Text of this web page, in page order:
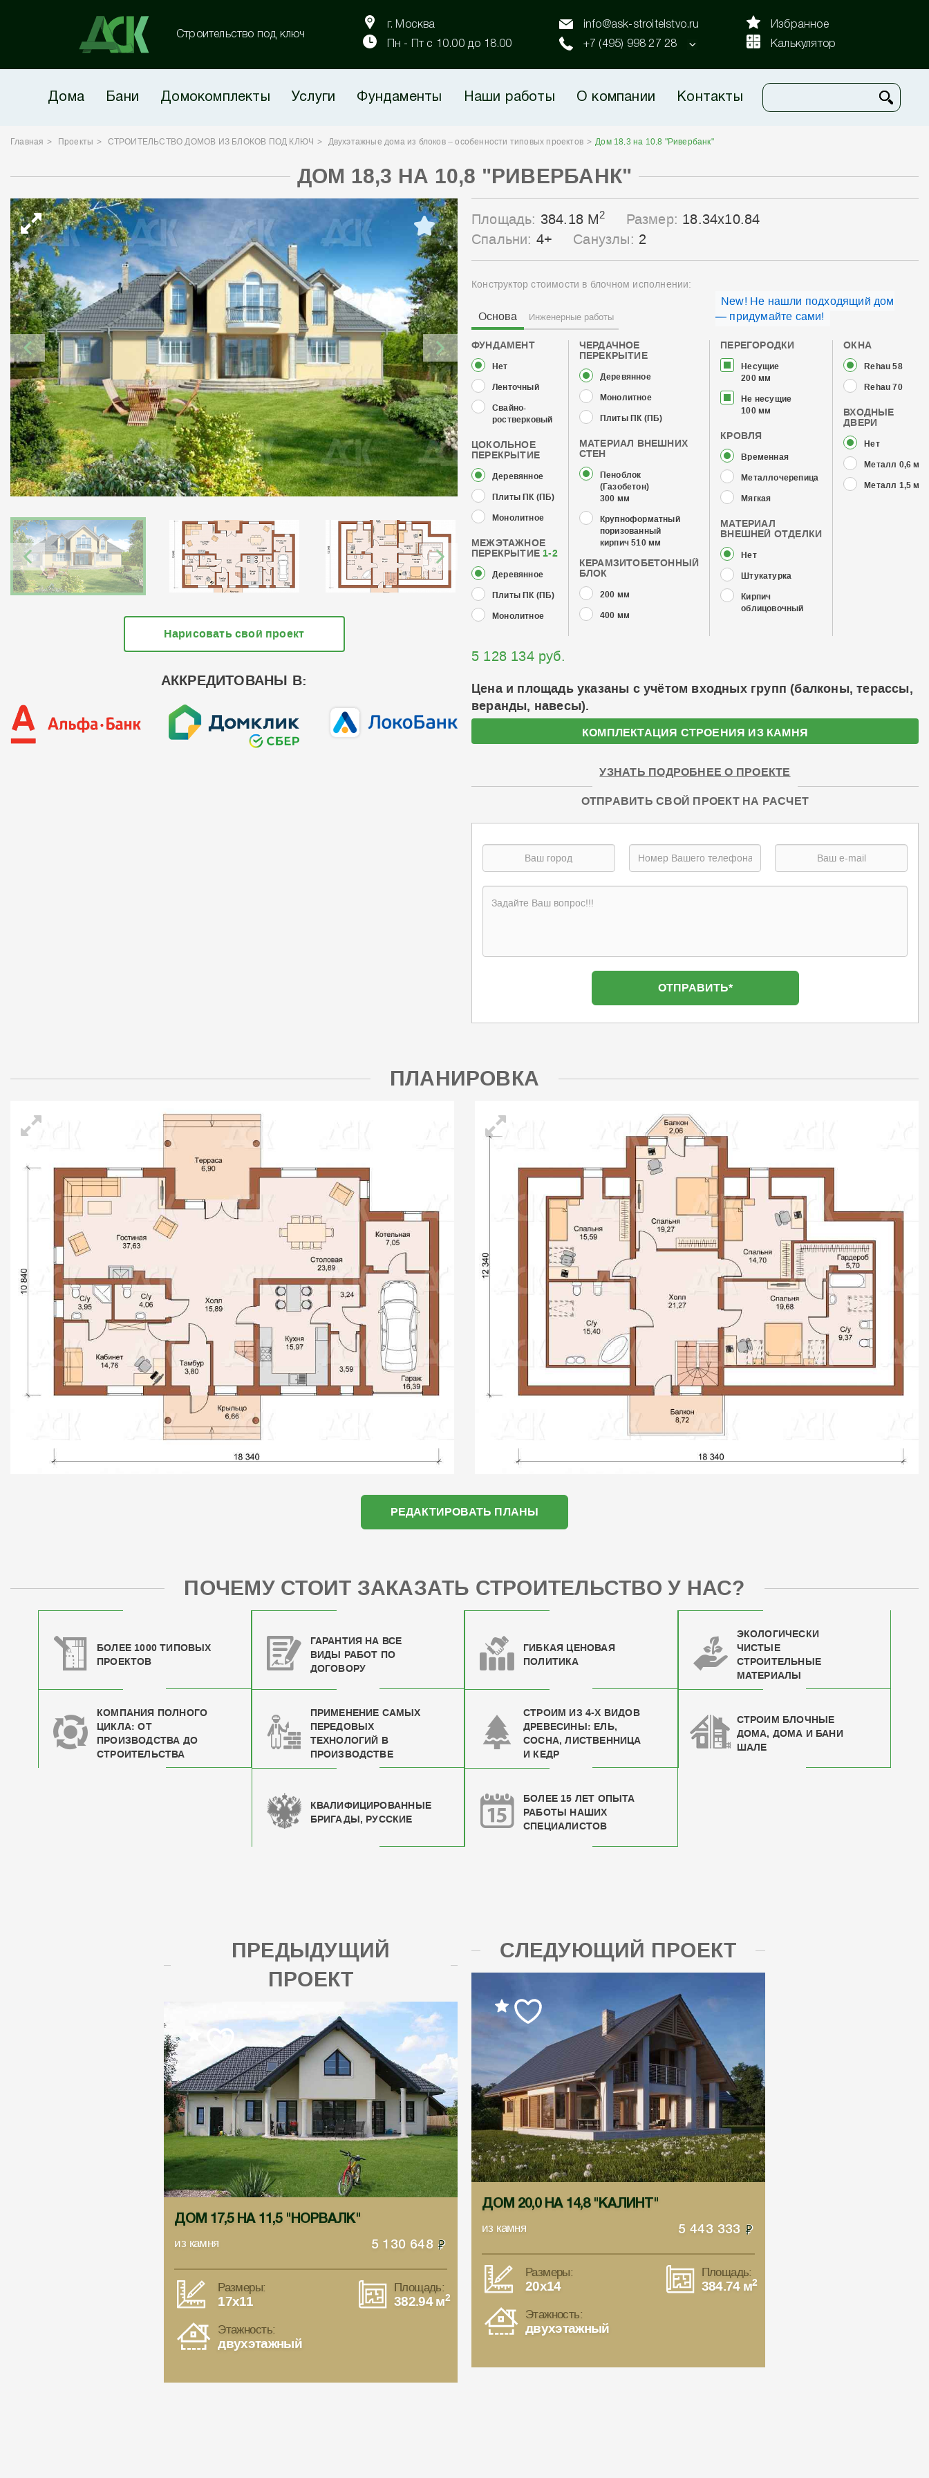
Строительство под ключ
г. Москва
Пн - Пт с 10.00 до 18.00
info@ask-stroitelstvo.ru
+7 (495) 998 27 28
Избранное
Калькулятор
Дома Бани Домокомплекты Услуги Фундаменты Наши работы О компании Контакты
Главная Проекты СТРОИТЕЛЬСТВО ДОМОВ ИЗ БЛОКОВ ПОД КЛЮЧ Двухэтажные дома из блоков – особенности типовых проектов Дом 18,3 на 10,8 "Ривербанк"
ДОМ 18,3 НА 10,8 "РИВЕРБАНК"
Нарисовать свой проект
АККРЕДИТОВАНЫ В:
Площадь: 384.18 М2 Размер: 18.34x10.84
Спальни: 4+ Санузлы: 2
Конструктор стоимости в блочном исполнении:
New! Не нашли подходящий дом
— придумайте сами!
Основа Инженерные работы
ФУНДАМЕНТ
Нет
Ленточный
Свайно-
ростверковый
ЦОКОЛЬНОЕ
ПЕРЕКРЫТИЕ
Деревянное
Плиты ПК (ПБ)
Монолитное
МЕЖЭТАЖНОЕ
ПЕРЕКРЫТИЕ 1-2
Деревянное
Плиты ПК (ПБ)
Монолитное
ЧЕРДАЧНОЕ
ПЕРЕКРЫТИЕ
Деревянное
Монолитное
Плиты ПК (ПБ)
МАТЕРИАЛ ВНЕШНИХ
СТЕН
Пеноблок
(Газобетон)
300 мм
Крупноформатный
поризованный
кирпич 510 мм
КЕРАМЗИТОБЕТОННЫЙ
БЛОК
200 мм
400 мм
ПЕРЕГОРОДКИ
Несущие
200 мм
Не несущие
100 мм
КРОВЛЯ
Временная
Металлочерепица
Мягкая
МАТЕРИАЛ
ВНЕШНЕЙ ОТДЕЛКИ
Нет
Штукатурка
Кирпич
облицовочный
ОКНА
Rehau 58
Rehau 70
ВХОДНЫЕ
ДВЕРИ
Нет
Металл 0,6 мм
Металл 1,5 мм
5 128 134 руб.
Цена и площадь указаны с учётом входных групп (балконы, терассы,
веранды, навесы).
КОМПЛЕКТАЦИЯ СТРОЕНИЯ ИЗ КАМНЯ
УЗНАТЬ ПОДРОБНЕЕ О ПРОЕКТЕ
ОТПРАВИТЬ СВОЙ ПРОЕКТ НА РАСЧЕТ
ПЛАНИРОВКА
РЕДАКТИРОВАТЬ ПЛАНЫ
ПОЧЕМУ СТОИТ ЗАКАЗАТЬ СТРОИТЕЛЬСТВО У НАС?
БОЛЕЕ 1000 ТИПОВЫХ
ПРОЕКТОВ
ГАРАНТИЯ НА ВСЕ
ВИДЫ РАБОТ ПО
ДОГОВОРУ
ГИБКАЯ ЦЕНОВАЯ
ПОЛИТИКА
ЭКОЛОГИЧЕСКИ
ЧИСТЫЕ
СТРОИТЕЛЬНЫЕ
МАТЕРИАЛЫ
КОМПАНИЯ ПОЛНОГО
ЦИКЛА: ОТ
ПРОИЗВОДСТВА ДО
СТРОИТЕЛЬСТВА
ПРИМЕНЕНИЕ САМЫХ
ПЕРЕДОВЫХ
ТЕХНОЛОГИЙ В
ПРОИЗВОДСТВЕ
СТРОИМ ИЗ 4-Х ВИДОВ
ДРЕВЕСИНЫ: ЕЛЬ,
СОСНА, ЛИСТВЕННИЦА
И КЕДР
СТРОИМ БЛОЧНЫЕ
ДОМА, ДОМА И БАНИ
ШАЛЕ
КВАЛИФИЦИРОВАННЫЕ
БРИГАДЫ, РУССКИЕ
БОЛЕЕ 15 ЛЕТ ОПЫТА
РАБОТЫ НАШИХ
СПЕЦИАЛИСТОВ
ПРЕДЫДУЩИЙ
ПРОЕКТ
ДОМ 17,5 НА 11,5 "НОРВАЛК"
из камня 5 130 648
Размеры:
17x11
Площадь:
382.94 м2
Этажность:
двухэтажный
СЛЕДУЮЩИЙ ПРОЕКТ
ДОМ 20,0 НА 14,8 "КАЛИНТ"
из камня 5 443 333
Размеры:
20x14
Площадь:
384.74 м2
Этажность:
двухэтажный